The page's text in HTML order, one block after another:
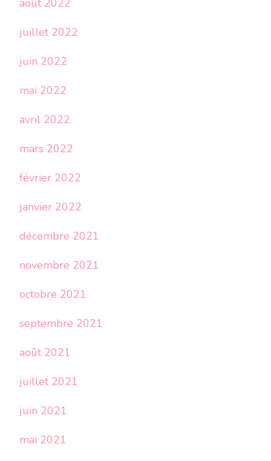
août 2022
juillet 2022
juin 2022
mai 2022
avril 2022
mars 2022
février 2022
janvier 2022
décembre 2021
novembre 2021
octobre 2021
septembre 2021
août 2021
juillet 2021
juin 2021
mai 2021